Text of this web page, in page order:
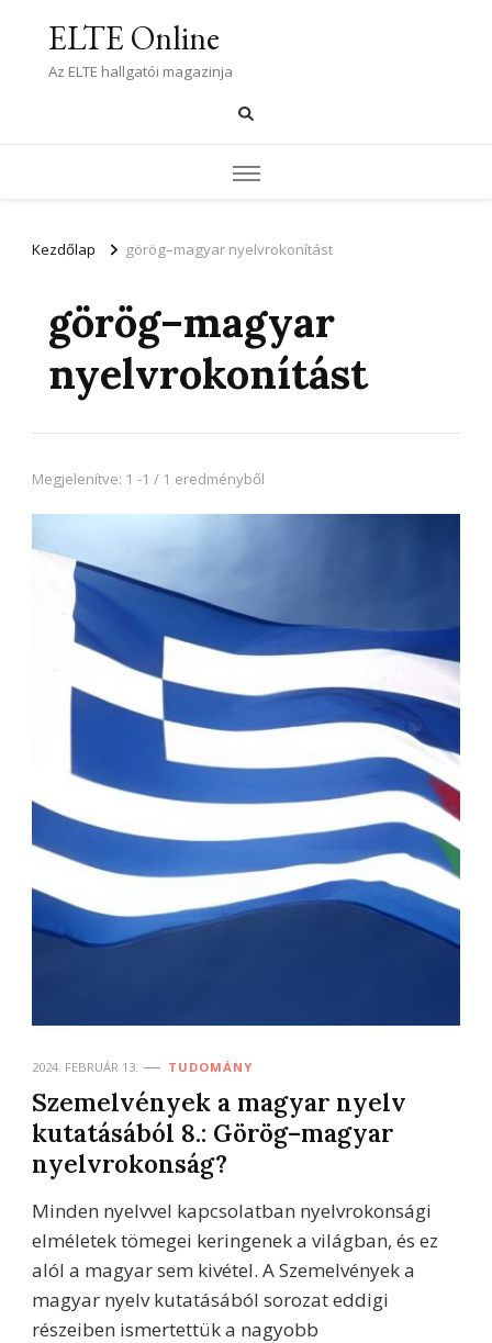
ELTE Online
Az ELTE hallgatói magazinja
Kezdőlap görög–magyar nyelvrokonítást
görög–magyar
nyelvrokonítást
Megjelenítve: 1 -1 / 1 eredményből
2024. FEBRUÁR 13. TUDOMÁNY
Szemelvények a magyar nyelv
kutatásából 8.: Görög–magyar
nyelvrokonság?
Minden nyelvvel kapcsolatban nyelvrokonsági
elméletek tömegei keringenek a világban, és ez
alól a magyar sem kivétel. A Szemelvények a
magyar nyelv kutatásából sorozat eddigi
részeiben ismertettük a nagyobb